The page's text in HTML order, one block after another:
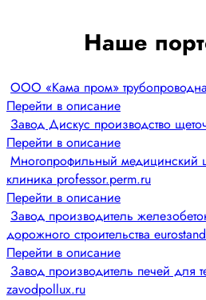
Наше
ООО «Кама пром»
Перейти в описание
Завод Дискус производство
Перейти в описание
Многопрофильный медицинский
клиника professor.perm.ru
Перейти в описание
Завод производитель
дорожного строительства
Перейти в описание
Завод производитель печей для
zavodpollux.ru